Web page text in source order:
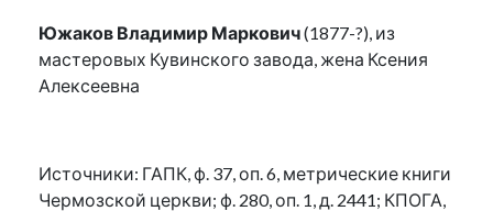
Южаков Владимир Маркович(1877-?), из
мастеровых Кувинского завода, жена Ксения
Алексеевна
Источники: ГАПК, ф. 37, оп. 6, метрические книги
Чермозской церкви; ф. 280, оп. 1, д. 2441; КПОГА,